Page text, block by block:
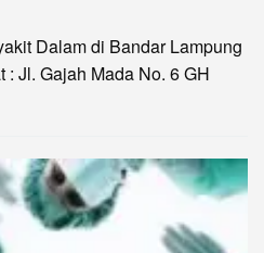
Dalam di Bandar Lampung
: Jl. Gajah Mada No. 6 GH